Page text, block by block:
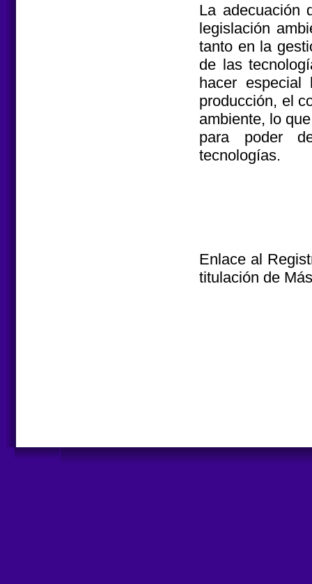
La adecuación
legislación
tanto en la
de las
hacer
producción, el
ambiente, lo
para poder
tecnologías.
Enlace al
titulación de